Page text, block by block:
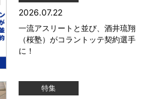
2026.07.22
一流アスリートと並び、酒井琉翔
（桜塾）がコラントッテ契約選手
に！
特集